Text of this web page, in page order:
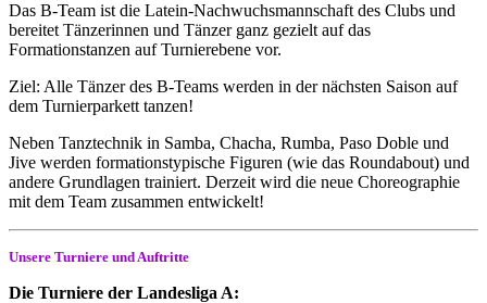
Das B-Team ist die Latein-Nachwuchsmannschaft des Clubs und
bereitet Tänzerinnen und Tänzer ganz gezielt auf das
Formationstanzen auf Turnierebene vor.
Ziel: Alle Tänzer des B-Teams werden in der nächsten Saison auf
dem Turnierparkett tanzen!
Neben Tanztechnik in Samba, Chacha, Rumba, Paso Doble und
Jive werden formationstypische Figuren (wie das Roundabout) und
andere Grundlagen trainiert. Derzeit wird die neue Choreographie
mit dem Team zusammen entwickelt!
Unsere Turniere und Auftritte
Die Turniere der Landesliga A: